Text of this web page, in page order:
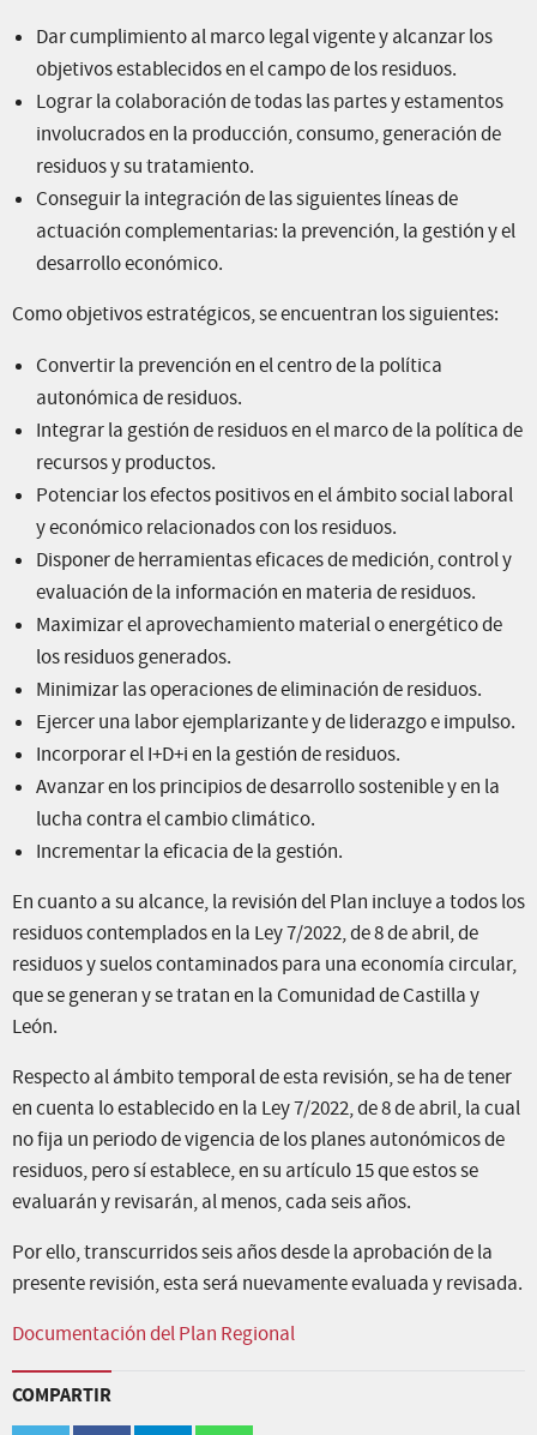
Dar cumplimiento al marco legal vigente y alcanzar los
objetivos establecidos en el campo de los residuos.
Lograr la colaboración de todas las partes y estamentos
involucrados en la producción, consumo, generación de
residuos y su tratamiento.
Conseguir la integración de las siguientes líneas de
actuación complementarias: la prevención, la gestión y el
desarrollo económico.
Como objetivos estratégicos, se encuentran los siguientes:
Convertir la prevención en el centro de la política
autonómica de residuos.
Integrar la gestión de residuos en el marco de la política de
recursos y productos.
Potenciar los efectos positivos en el ámbito social laboral
y económico relacionados con los residuos.
Disponer de herramientas eficaces de medición, control y
evaluación de la información en materia de residuos.
Maximizar el aprovechamiento material o energético de
los residuos generados.
Minimizar las operaciones de eliminación de residuos.
Ejercer una labor ejemplarizante y de liderazgo e impulso.
Incorporar el I+D+i en la gestión de residuos.
Avanzar en los principios de desarrollo sostenible y en la
lucha contra el cambio climático.
Incrementar la eficacia de la gestión.
En cuanto a su alcance, la revisión del Plan incluye a todos los
residuos contemplados en la Ley 7/2022, de 8 de abril, de
residuos y suelos contaminados para una economía circular,
que se generan y se tratan en la Comunidad de Castilla y
León.
Respecto al ámbito temporal de esta revisión, se ha de tener
en cuenta lo establecido en la Ley 7/2022, de 8 de abril, la cual
no fija un periodo de vigencia de los planes autonómicos de
residuos, pero sí establece, en su artículo 15 que estos se
evaluarán y revisarán, al menos, cada seis años.
Por ello, transcurridos seis años desde la aprobación de la
presente revisión, esta será nuevamente evaluada y revisada.
Documentación del Plan Regional
COMPARTIR